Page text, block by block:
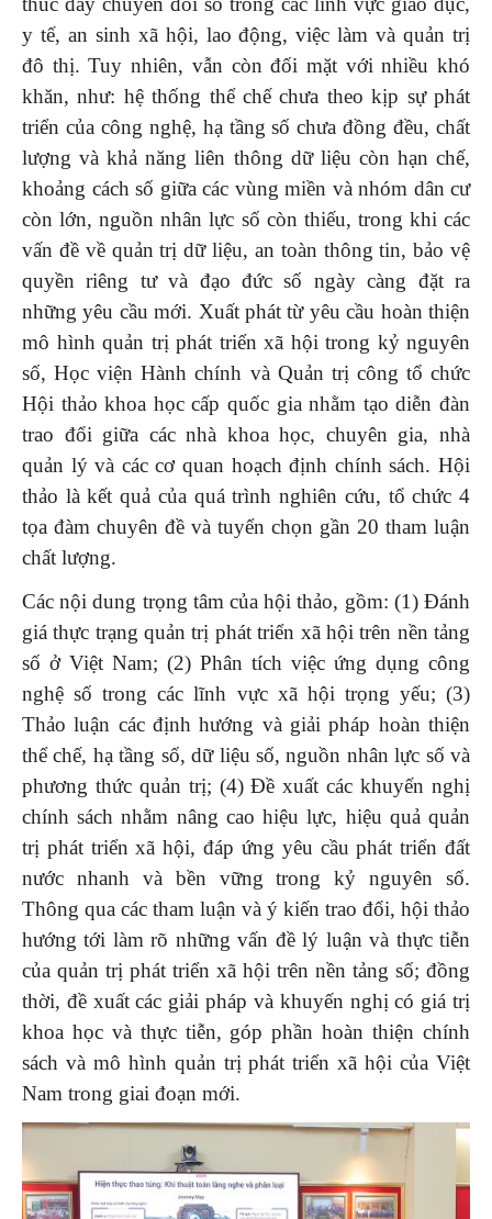
y tế, an sinh xã hội, lao động, việc làm và quản trị
đô thị. Tuy nhiên, vẫn còn đối mặt với nhiều khó
khăn, như: hệ thống thể chế chưa theo kịp sự phát
triển của công nghệ, hạ tầng số chưa đồng đều, chất
lượng và khả năng liên thông dữ liệu còn hạn chế,
khoảng cách số giữa các vùng miền và nhóm dân cư
còn lớn, nguồn nhân lực số còn thiếu, trong khi các
vấn đề về quản trị dữ liệu, an toàn thông tin, bảo vệ
quyền riêng tư và đạo đức số ngày càng đặt ra
những yêu cầu mới. Xuất phát từ yêu cầu hoàn thiện
mô hình quản trị phát triển xã hội trong kỷ nguyên
số, Học viện Hành chính và Quản trị công tổ chức
Hội thảo khoa học cấp quốc gia nhằm tạo diễn đàn
trao đổi giữa các nhà khoa học, chuyên gia, nhà
quản lý và các cơ quan hoạch định chính sách. Hội
thảo là kết quả của quá trình nghiên cứu, tổ chức 4
tọa đàm chuyên đề và tuyển chọn gần 20 tham luận
chất lượng.
Các nội dung trọng tâm của hội thảo, gồm: (1) Đánh
giá thực trạng quản trị phát triển xã hội trên nền tảng
số ở Việt Nam; (2) Phân tích việc ứng dụng công
nghệ số trong các lĩnh vực xã hội trọng yếu; (3)
Thảo luận các định hướng và giải pháp hoàn thiện
thể chế, hạ tầng số, dữ liệu số, nguồn nhân lực số và
phương thức quản trị; (4) Đề xuất các khuyến nghị
chính sách nhằm nâng cao hiệu lực, hiệu quả quản
trị phát triển xã hội, đáp ứng yêu cầu phát triển đất
nước nhanh và bền vững trong kỷ nguyên số.
Thông qua các tham luận và ý kiến trao đổi, hội thảo
hướng tới làm rõ những vấn đề lý luận và thực tiễn
của quản trị phát triển xã hội trên nền tảng số; đồng
thời, đề xuất các giải pháp và khuyến nghị có giá trị
khoa học và thực tiễn, góp phần hoàn thiện chính
sách và mô hình quản trị phát triển xã hội của Việt
Nam trong giai đoạn mới.